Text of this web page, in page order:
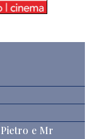
e Mr